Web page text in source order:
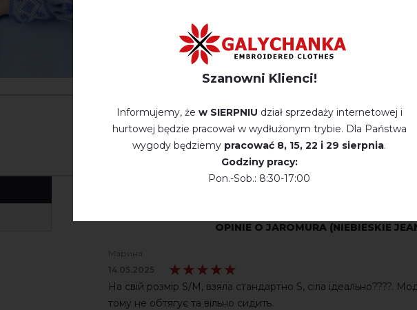
OPINIE O JAROMURA (NIEBIESKIE
Марина
14.05.2025
★★★★★
★★★★★
На свій розмір S/M, взяла стандартно S, сіла ідеально????.
тому не обтягує та вільно сидить.
Szanowni Klienci!
Informujemy, że w SIERPNIU dział sprzedaży internetowej i
hurtowej będzie pracował w wydłużonym trybie. Dla Państwa
wygody będziemy pracować 8, 15, 22 і 29 sierpnia.
Godziny pracy:
Pon.-Sob.: 8:30-17:00